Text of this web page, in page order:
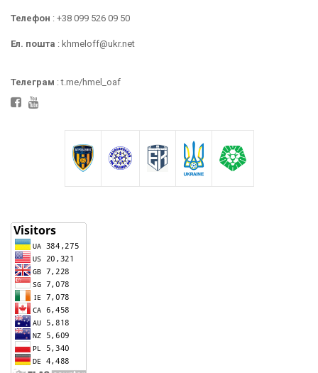
Телефон : +38 099 526 09 50
Ел. пошта : khmeloff@ukr.net
Телеграм : t.me/hmel_oaf